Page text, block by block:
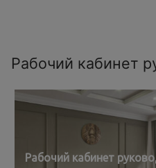
Рабочий кабинет
Рабочий кабинет